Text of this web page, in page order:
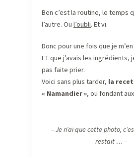
Ben c’est la routine, le temps
l’autre. Ou l’oubli. Et vi.
Donc pour une fois que je
ET que j’avais les ingrédients,
pas faite prier.
Voici sans plus tarder, la
« Namandier », ou fondant
– Je n’ai que cette photo,
restait … –